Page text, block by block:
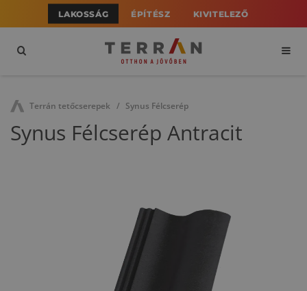
LAKOSSÁG ÉPÍTÉSZ KIVITELEZŐ
Terrán tetőcserepek Synus Félcserép
Synus Félcserép Antracit